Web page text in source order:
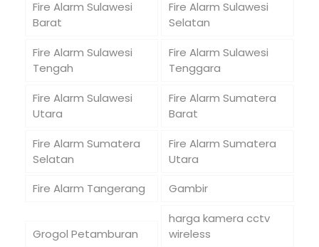
Fire Alarm Sulawesi
Barat
Fire Alarm Sulawesi
Selatan
Fire Alarm Sulawesi
Tengah
Fire Alarm Sulawesi
Tenggara
Fire Alarm Sulawesi
Utara
Fire Alarm Sumatera
Barat
Fire Alarm Sumatera
Selatan
Fire Alarm Sumatera
Utara
Fire Alarm Tangerang
Gambir
Grogol Petamburan
harga kamera cctv
wireless